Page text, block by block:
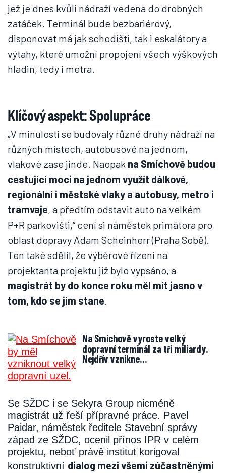
jež je dnes kvůli nádraží vedena do drobných
zatáček. Terminál bude bezbariérový,
disponovat má jak schodišti, tak i eskalátory a
výtahy, které umožní propojení všech výškových
hladin, tedy i metra.
Klíčový aspekt: Spolupráce
„V minulosti se budovaly různé druhy nádraží na
různých místech, autobusové na jednom,
vlakové zase jinde. Naopak na Smíchově budou
cestující moci na jednom využít dálkové,
regionální i městské vlaky a autobusy, metro i
tramvaje, a předtím odstavit auto na velkém
P+R parkovišti,“ cení si náměstek primátora pro
oblast dopravy Adam Scheinherr (Praha Sobě).
Ten také sdělil, že výběrové řízení na
projektanta projektu již bylo vypsáno, a
magistrát by do konce roku měl mít jasno v
tom, kdo se jím stane.
Na Smíchově vyroste velký
dopravní terminál za tři miliardy.
Nejdřív vznikne…
Se SŽDC i se Sekyra Group nicméně
magistrát už řeší přípravné práce. Pavel
Paidar, náměstek ředitele Stavební správy
západ ze SŽDC, ocenil přínos IPR v celém
projektu, neboť právě institut korigoval
konstruktivní dialog mezi všemi zúčastněnými